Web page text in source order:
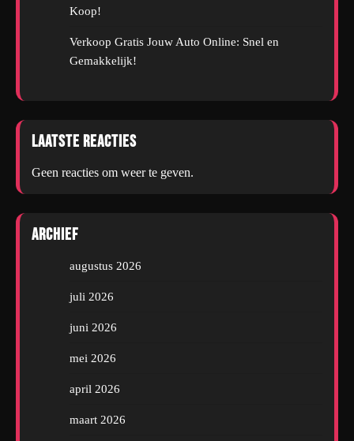
Koop!
Verkoop Gratis Jouw Auto Online: Snel en
Gemakkelijk!
Laatste reacties
Geen reacties om weer te geven.
Archief
augustus 2026
juli 2026
juni 2026
mei 2026
april 2026
maart 2026